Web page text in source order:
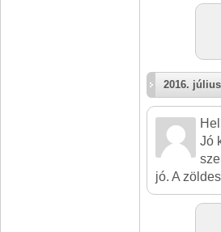
2016.
Jó
jó. A